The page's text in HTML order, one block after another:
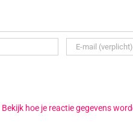
Bekijk hoe je reactie gegevens